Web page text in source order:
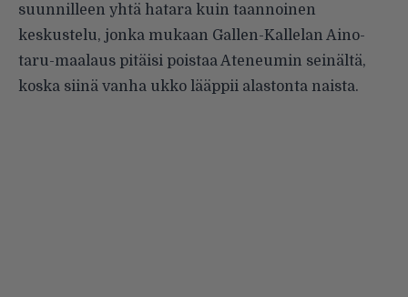
suunnilleen yhtä hatara kuin taannoinen
keskustelu, jonka mukaan Gallen-Kallelan Aino-
taru-maalaus pitäisi poistaa Ateneumin seinältä,
koska siinä vanha ukko lääppii alastonta naista.